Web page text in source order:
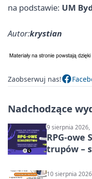
na podstawie: UM
Autor:krystian
Zaobserwuj nas!
Nadchodzące
9 sierpnia 2026,
RPG-owe
trupów –
10 sierpnia